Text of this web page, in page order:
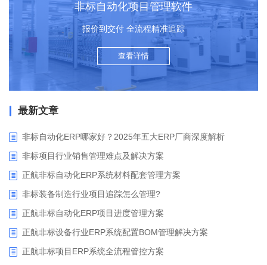
非标自动化项目管理软件
报价到交付 全流程精准追踪
查看详情
最新文章
非标自动化ERP哪家好？2025年五大ERP厂商深度解析
非标项目行业销售管理难点及解决方案
正航非标自动化ERP系统材料配套管理方案
非标装备制造行业项目追踪怎么管理?
正航非标自动化ERP项目进度管理方案
正航非标设备行业ERP系统配置BOM管理解决方案
正航非标项目ERP系统全流程管控方案